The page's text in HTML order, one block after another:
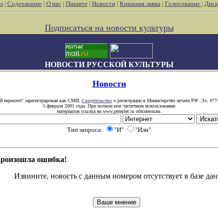
| Содержание| О нас| Пишите| Новости| Книжная лавка| Голосование |
Подписаться на новости культуры
НОВОСТИ РУССКОЙ КУЛЬТУРЫ
Новости
переплет" зарегистрирован как СМИ. Свидетельство о регистрации в Министерстве печати РФ: Эл.
5 февраля 2001 года. При полном или частичном использовании
материалов ссылка на www.pereplet.ru обязательна.
Тип запроса: "И" "Или"
ошибка!
Извините, новость с данным номером отсутствует в базе